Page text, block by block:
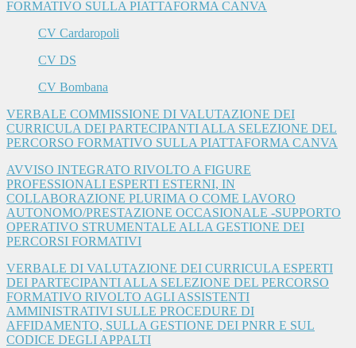
FORMATIVO SULLA PIATTAFORMA CANVA
CV Cardaropoli
CV DS
CV Bombana
VERBALE COMMISSIONE DI VALUTAZIONE DEI
CURRICULA DEI PARTECIPANTI ALLA SELEZIONE DEL
PERCORSO FORMATIVO SULLA PIATTAFORMA CANVA
AVVISO INTEGRATO RIVOLTO A FIGURE
PROFESSIONALI ESPERTI ESTERNI, IN
COLLABORAZIONE PLURIMA O COME LAVORO
AUTONOMO/PRESTAZIONE OCCASIONALE -SUPPORTO
OPERATIVO STRUMENTALE ALLA GESTIONE DEI
PERCORSI FORMATIVI
VERBALE DI VALUTAZIONE DEI CURRICULA ESPERTI
DEI PARTECIPANTI ALLA SELEZIONE DEL PERCORSO
FORMATIVO RIVOLTO AGLI ASSISTENTI
AMMINISTRATIVI SULLE PROCEDURE DI
AFFIDAMENTO, SULLA GESTIONE DEI PNRR E SUL
CODICE DEGLI APPALTI